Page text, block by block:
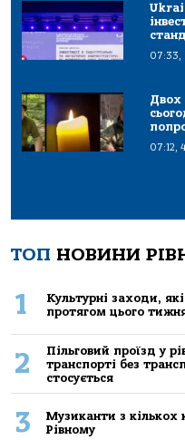
07:33,
Двох
07:12,
ТОП НОВИНИ
1
Культурні заходи,
протягом цього
2
Пільговий проїзд у
транспорті без
стосується
3
Музиканти з кількох
Рівному